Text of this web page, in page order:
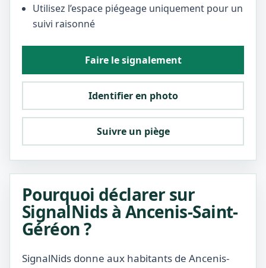
Utilisez l’espace piégeage uniquement pour un
suivi raisonné
Faire le signalement
Identifier en photo
Suivre un piège
Pourquoi déclarer sur
SignalNids à Ancenis-Saint-
Géréon ?
SignalNids donne aux habitants de Ancenis-